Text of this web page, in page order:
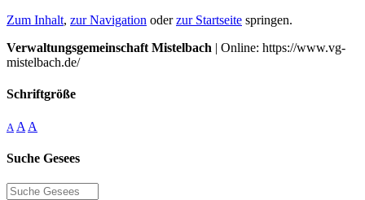
Zum Inhalt, zur Navigation oderzur Startseite springen.
Verwaltungsgemeinschaft Mistelbach | Online: https://www.vg-
mistelbach.de/
Schriftgröße
A A A
Suche Gesees